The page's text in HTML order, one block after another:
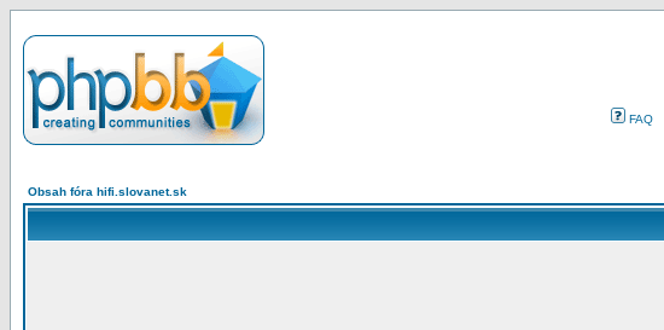
FAQ
Obsah fóra hifi.slovanet.sk